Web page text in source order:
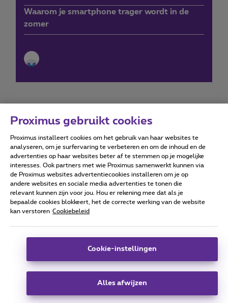
Waarom je smartphone trager wordt in de
zomer
Forumvoorwaarden Accessibility statement
Alle rechten voorbehouden. © Proximus
Algemene voorwaarden, consumenteninfo
Deze website is gecreëerd en wordt beheerd conform het
Koning Albert II-laan 27 - B-1030 Brussel.
Proximus gebruikt cookies
Proximus installeert cookies om het gebruik van haar websites te
analyseren, om je surfervaring te verbeteren en om de inhoud en de
advertenties op haar websites beter af te stemmen op je mogelijke
interesses. Ook partners met wie Proximus samenwerkt kunnen via
de Proximus websites advertentiecookies installeren om je op
andere websites en sociale media advertenties te tonen die
relevant kunnen zijn voor jou. Hou er rekening mee dat als je
bepaalde cookies blokkeert, het de correcte werking van de website
kan verstoren Cookiebeleid
Cookie-instellingen
Alles afwijzen